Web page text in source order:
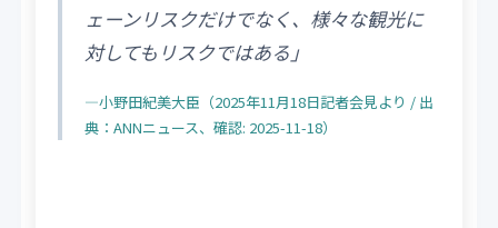
ェーンリスクだけでなく、様々な観光に
対してもリスクではある」
―小野田紀美大臣（2025年11月18日記者会見より / 出
典：ANNニュース、確認: 2025-11-18）